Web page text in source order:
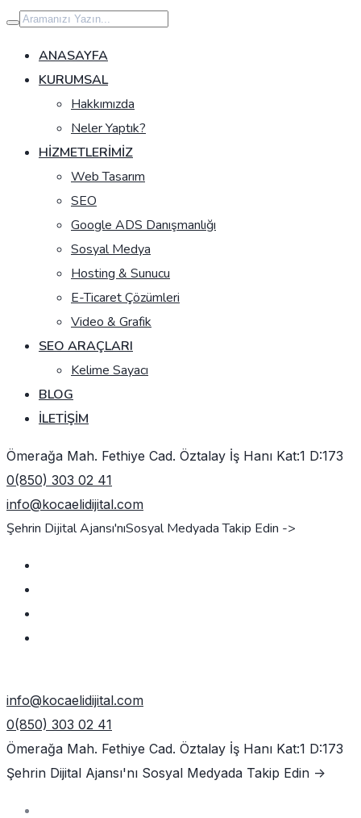
İçeriğe
geç
ANASAYFA
KURUMSAL
Hakkımızda
Neler Yaptık?
HIZMETLERIMIZ
Web Tasarım
SEO
Google ADS Danışmanlığı
Sosyal Medya
Hosting & Sunucu
E-Ticaret Çözümleri
Video & Grafik
SEO ARAÇLARI
Kelime Sayacı
BLOG
İLETIŞIM
Ömerağa Mah. Fethiye Cad. Öztalay İş Hanı Kat:1 D:173
0(850) 303 02 41
info@kocaelidijital.com
Şehrin Dijital Ajansı'nıSosyal Medyada Takip Edin ->
info@kocaelidijital.com
0(850) 303 02 41
Ömerağa Mah. Fethiye Cad. Öztalay İş Hanı Kat:1 D:173
Şehrin Dijital Ajansı'nı Sosyal Medyada Takip Edin ->